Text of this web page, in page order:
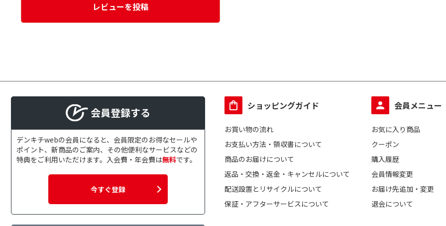
レビューを投稿
会員登録する
デンキチwebの会員になると、会員限定のお得なセールや
ポイント、新商品のご案内、その他便利なサービスなどの
特典をご利用いただけます。入会費・年会費は無料です。
今すぐ登録
ショッピングガイド
お買い物の流れ
お支払い方法・領収書について
商品のお届けについて
返品・交換・返金・キャンセルについて
配送設置とリサイクルについて
保証・アフターサービスについて
会員メニュー
お気に入り商品
クーポン
購入履歴
会員情報変更
お届け先追加・変更
退会について